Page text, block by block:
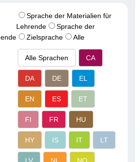
Sprache der Materialien für
Lehrende
Sprache der
Zielsprache Alle
Alle Sprachen CA
DA DE EL
EN ES ET
FI FR HU
HY IS IT LT